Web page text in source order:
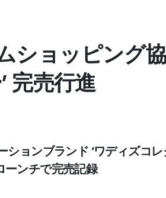
ショッピング
完売行進
ョンブランド ‘ワディズコレ
ーンチで完売記録